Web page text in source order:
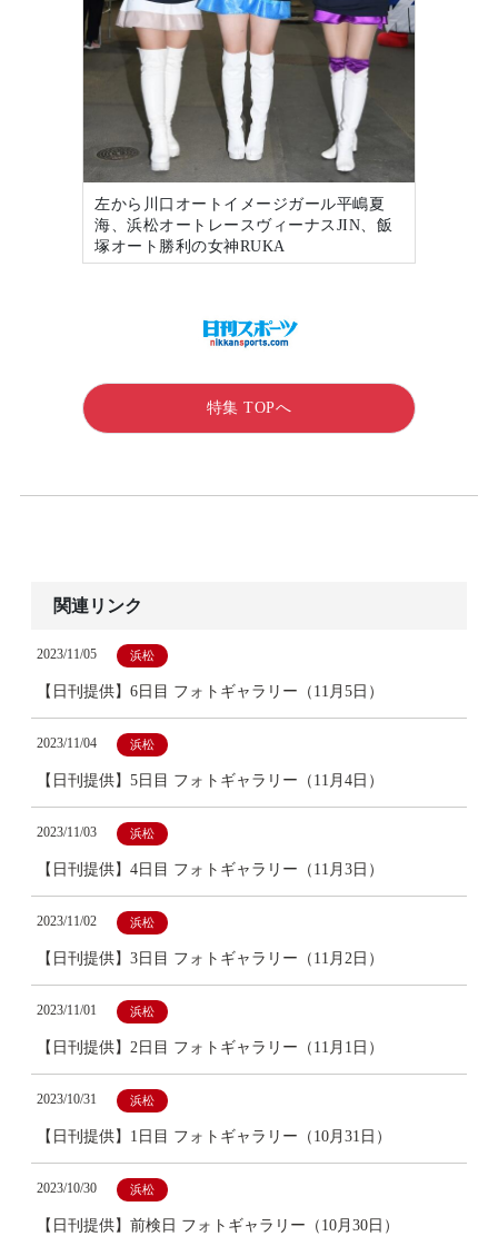
左から川口オートイメージガール平嶋夏
海、浜松オートレースヴィーナスJIN、飯
塚オート勝利の女神RUKA
特集 TOPへ
関連リンク
2023/11/05 浜松
【日刊提供】6日目 フォトギャラリー（11月5日）
2023/11/04 浜松
【日刊提供】5日目 フォトギャラリー（11月4日）
2023/11/03 浜松
【日刊提供】4日目 フォトギャラリー（11月3日）
2023/11/02 浜松
【日刊提供】3日目 フォトギャラリー（11月2日）
2023/11/01 浜松
【日刊提供】2日目 フォトギャラリー（11月1日）
2023/10/31 浜松
【日刊提供】1日目 フォトギャラリー（10月31日）
2023/10/30 浜松
【日刊提供】前検日 フォトギャラリー（10月30日）